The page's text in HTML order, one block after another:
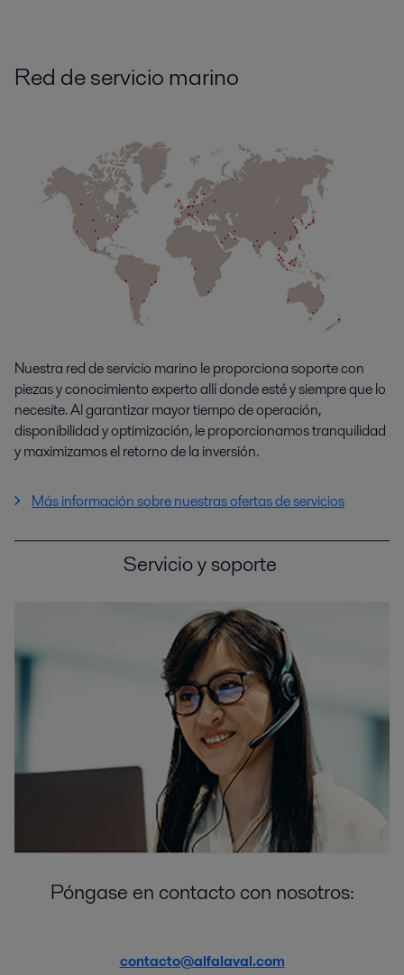
Red de servicio marino
Nuestra red de servicio marino le proporciona soporte con
piezas y conocimiento experto allí donde esté y siempre que lo
necesite. Al garantizar mayor tiempo de operación,
disponibilidad y optimización, le proporcionamos tranquilidad
y maximizamos el retorno de la inversión.
Más información sobre nuestras ofertas de servicios
Servicio y soporte
Póngase en contacto con nosotros:
contacto@alfalaval.com